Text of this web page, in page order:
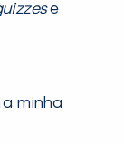
e
a minha